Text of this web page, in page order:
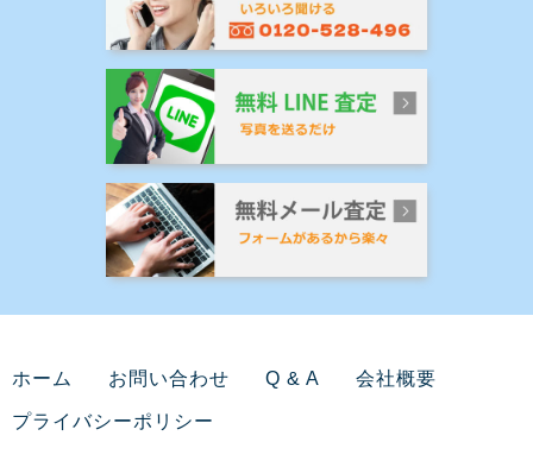
ホーム お問い合わせ Q & A 会社概要
プライバシーポリシー